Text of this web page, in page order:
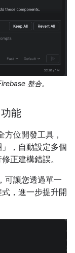
整合。
能
位開發工具，
，自動設定多個
正建構錯誤。
可讓您透過單一
，進一步提升開